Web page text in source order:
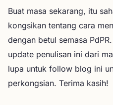
Buat masa sekarang, itu
kongsikan tentang cara
dengan betul semasa
update penulisan ini dari
lupa untuk follow blog ini
perkongsian. Terima kasih!